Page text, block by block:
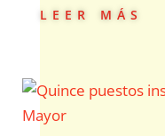
leer más